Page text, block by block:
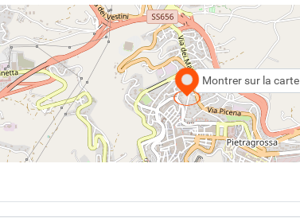
Montrer sur la carte